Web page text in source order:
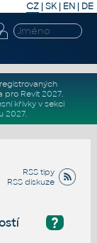
CZ | SK| EN | DE
pro Revit 2027.
křivkyv sekci
2027.
RSS tipy
RSS diskuze
?